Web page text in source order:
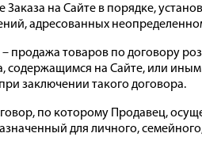
на Сайте в порядке,
адресованных
продажа товаров по договору
на Сайте, или
заключении такого договора.
по которому Продавец,
для личного,